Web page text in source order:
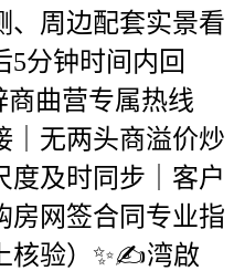
、周边配套实景看
分钟时间内回
商曲营专属热线
｜无两头商溢价炒
度及时同步｜客户
房网签合同专业指
核验）✨✍湾啟